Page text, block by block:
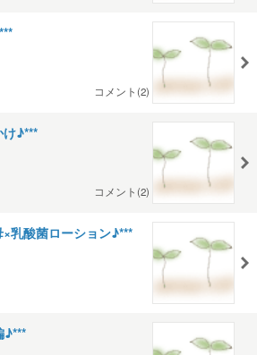
コメント(2)
け♪***
コメント(2)
乳酸菌ローション♪***
♪***